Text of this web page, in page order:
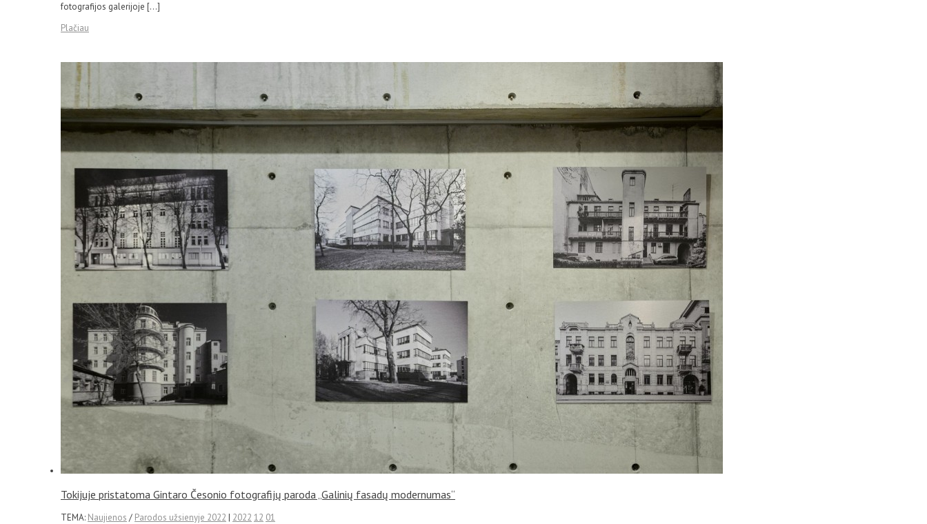
fotografijos galerijoje […]
Plačiau
Tokijuje pristatoma Gintaro Česonio fotografijų paroda „Galinių fasadų modernumas“
TEMA: Naujienos / Parodos užsienyje 2022 | 2022 12 01